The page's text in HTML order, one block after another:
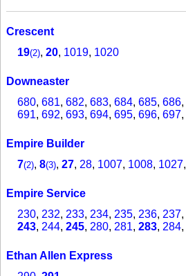
Crescent
19(2), 20, 1019, 1020
Downeaster
680, 681, 682, 683, 684, 685, 686,
691, 692, 693, 694, 695, 696, 697,
Empire Builder
7(2), 8(3), 27, 28, 1007, 1008, 1027,
Empire Service
230, 232, 233, 234, 235, 236, 237,
243, 244, 245, 280, 281, 283, 284,
Ethan Allen Express